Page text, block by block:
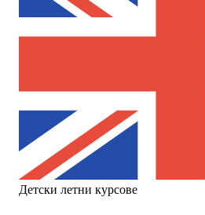
Детски летни курсове